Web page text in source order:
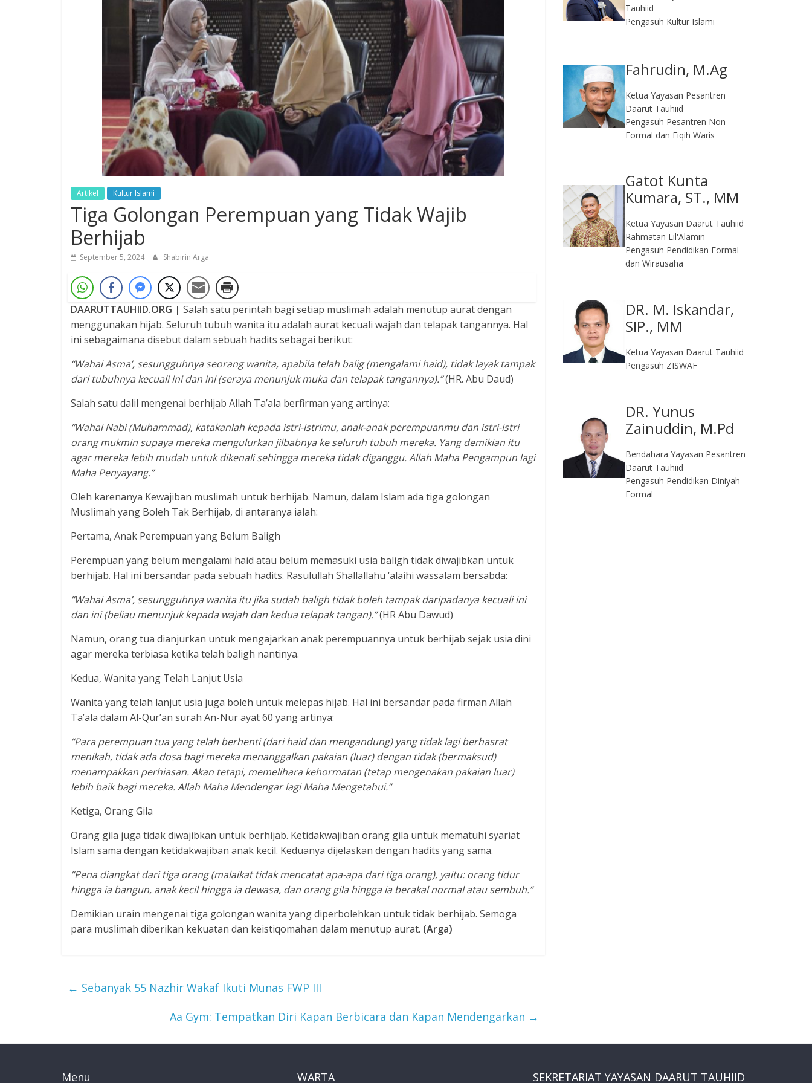
Artikel Kultur Islami
Tiga Golongan Perempuan yang Tidak Wajib
Berhijab
September 5, 2024 Shabirin Arga
DAARUTTAUHIID.ORG | Salah satu perintah bagi setiap muslimah adalah menutup aurat dengan
menggunakan hijab. Seluruh tubuh wanita itu adalah aurat kecuali wajah dan telapak tangannya. Hal
ini sebagaimana disebut dalam sebuah hadits sebagai berikut:
“Wahai Asma’, sesungguhnya seorang wanita, apabila telah balig (mengalami haid), tidak layak tampak
dari tubuhnya kecuali ini dan ini (seraya menunjuk muka dan telapak tangannya).”(HR. Abu Daud)
Salah satu dalil mengenai berhijab Allah Ta’ala berfirman yang artinya:
“Wahai Nabi (Muhammad), katakanlah kepada istri-istrimu, anak-anak perempuanmu dan istri-istri
orang mukmin supaya mereka mengulurkan jilbabnya ke seluruh tubuh mereka. Yang demikian itu
agar mereka lebih mudah untuk dikenali sehingga mereka tidak diganggu. Allah Maha Pengampun lagi
Maha Penyayang.”
Oleh karenanya Kewajiban muslimah untuk berhijab. Namun, dalam Islam ada tiga golongan
Muslimah yang Boleh Tak Berhijab, di antaranya ialah:
Pertama, Anak Perempuan yang Belum Baligh
Perempuan yang belum mengalami haid atau belum memasuki usia baligh tidak diwajibkan untuk
berhijab. Hal ini bersandar pada sebuah hadits. Rasulullah Shallallahu ‘alaihi wassalam bersabda:
“Wahai Asma’, sesungguhnya wanita itu jika sudah baligh tidak boleh tampak daripadanya kecuali ini
dan ini (beliau menunjuk kepada wajah dan kedua telapak tangan).”(HR Abu Dawud)
Namun, orang tua dianjurkan untuk mengajarkan anak perempuannya untuk berhijab sejak usia dini
agar mereka terbiasa ketika telah baligh nantinya.
Kedua, Wanita yang Telah Lanjut Usia
Wanita yang telah lanjut usia juga boleh untuk melepas hijab. Hal ini bersandar pada firman Allah
Ta’ala dalam Al-Qur’an surah An-Nur ayat 60 yang artinya:
“Para perempuan tua yang telah berhenti (dari haid dan mengandung) yang tidak lagi berhasrat
menikah, tidak ada dosa bagi mereka menanggalkan pakaian (luar) dengan tidak (bermaksud)
menampakkan perhiasan. Akan tetapi, memelihara kehormatan (tetap mengenakan pakaian luar)
lebih baik bagi mereka. Allah Maha Mendengar lagi Maha Mengetahui.”
Ketiga, Orang Gila
Orang gila juga tidak diwajibkan untuk berhijab. Ketidakwajiban orang gila untuk mematuhi syariat
Islam sama dengan ketidakwajiban anak kecil. Keduanya dijelaskan dengan hadits yang sama.
“Pena diangkat dari tiga orang (malaikat tidak mencatat apa-apa dari tiga orang), yaitu: orang tidur
hingga ia bangun, anak kecil hingga ia dewasa, dan orang gila hingga ia berakal normal atau sembuh.”
Demikian urain mengenai tiga golongan wanita yang diperbolehkan untuk tidak berhijab. Semoga
para muslimah diberikan kekuatan dan keistiqomahan dalam menutup aurat. (Arga)
← Sebanyak 55 Nazhir Wakaf Ikuti Munas FWP III
Aa Gym: Tempatkan Diri Kapan Berbicara dan Kapan Mendengarkan →
Tauhiid
Pengasuh Kultur Islami
Fahrudin, M.Ag​
Ketua Yayasan Pesantren
Daarut Tauhiid
Pengasuh Pesantren Non
Formal dan Fiqih Waris
Gatot Kunta
Kumara, ST., MM
Ketua Yayasan Daarut Tauhiid
Rahmatan Lil'Alamin
Pengasuh Pendidikan Formal
dan Wirausaha
DR. M. Iskandar,
SIP., MM
Ketua Yayasan Daarut Tauhiid
Pengasuh ZISWAF
DR. Yunus
Zainuddin, M.Pd
Bendahara Yayasan Pesantren
Daarut Tauhiid
Pengasuh Pendidikan Diniyah
Formal
Menu WARTA
SEKRETARIAT YAYASAN DAARUT TAUHIID